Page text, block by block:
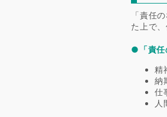
「責任
た上で
●「責任
精
納
仕
人